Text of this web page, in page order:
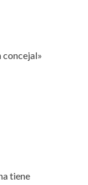
concejal»
tiene